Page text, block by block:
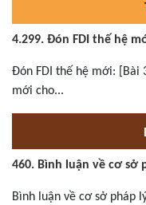
4.299. Đón FDI thế hệ
Đón FDI thế hệ mới: [Bài
mới cho...
460. Bình luận về cơ sở
Bình luận về cơ sở pháp